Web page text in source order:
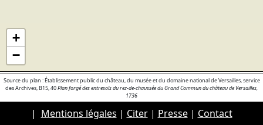
+
−
Source du plan : Établissement public du château, du musée et du domaine national de Versailles, service
des Archives, B15, 40Plan forgé des entresols du rez-de-chaussée du Grand Commun du château de Versailles,
1736
| Mentions légales | Citer| Presse| Contact